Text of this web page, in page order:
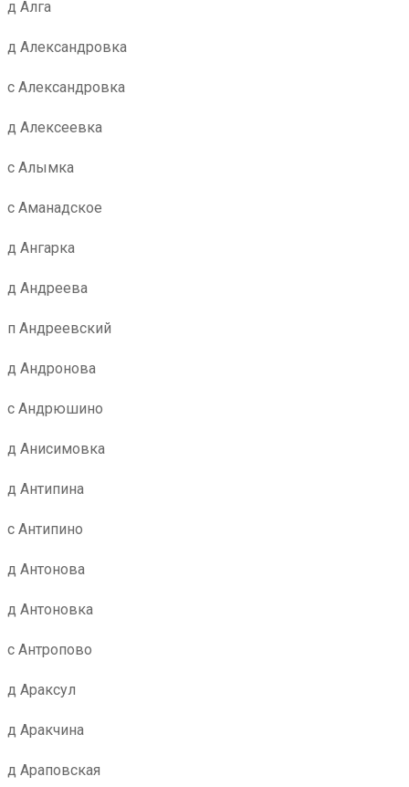
д Алга
д Александровка
с Александровка
д Алексеевка
с Алымка
с Аманадское
д Ангарка
д Андреева
п Андреевский
д Андронова
с Андрюшино
д Анисимовка
д Антипина
с Антипино
д Антонова
д Антоновка
с Антропово
д Араксул
д Аракчина
д Араповская